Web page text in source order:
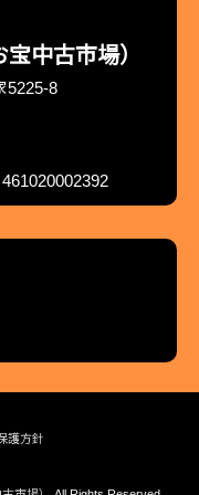
中古市場）
5225-8
護方針